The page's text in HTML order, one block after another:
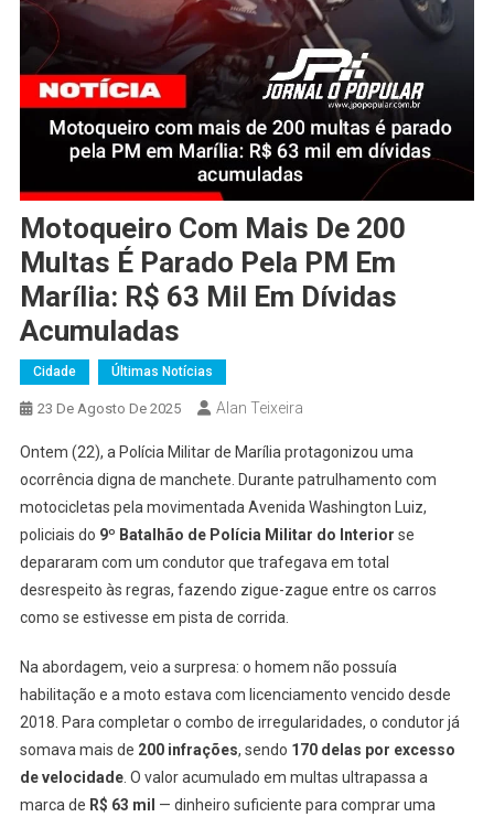
Motoqueiro Com Mais De 200
Multas É Parado Pela PM Em
Marília: R$ 63 Mil Em Dívidas
Acumuladas
Cidade Últimas Notícias
23 De Agosto De 2025 Alan Teixeira
Ontem (22), a Polícia Militar de Marília protagonizou uma
ocorrência digna de manchete. Durante patrulhamento com
motocicletas pela movimentada Avenida Washington Luiz,
policiais do 9º Batalhão de Polícia Militar do Interior se
depararam com um condutor que trafegava em total
desrespeito às regras, fazendo zigue-zague entre os carros
como se estivesse em pista de corrida.
Na abordagem, veio a surpresa: o homem não possuía
habilitação e a moto estava com licenciamento vencido desde
2018. Para completar o combo de irregularidades, o condutor já
somava mais de 200 infrações, sendo 170 delas por excesso
de velocidade. O valor acumulado em multas ultrapassa a
marca de R$ 63 mil — dinheiro suficiente para comprar uma